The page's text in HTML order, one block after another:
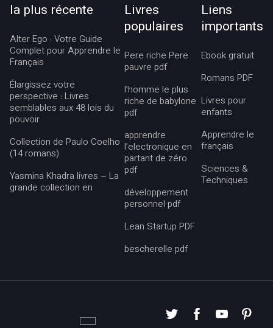
la plus récente
Alter Ego : Votre Guide
Complet pour Apprendre le
Français
Élargissez votre
perspective : Livres
semblables aux 48 lois du
pouvoir
Collection de Paulo Coelho
(14 romans)
Yasmina Khadra livres – La
grande collection en
Livres
populaires
Pere riche Pere
pauvre pdf
l’homme le plus
riche de babylone
pdf
apprendre
l’electronique en
partant de zéro
pdf
développement
personnel pdf
Lean Startup PDF
bescherelle pdf
Liens
importants
Ebook gratuit
Romans PDF
Livres pour
enfants
Apprendre le
français
Sciences &
Techniques